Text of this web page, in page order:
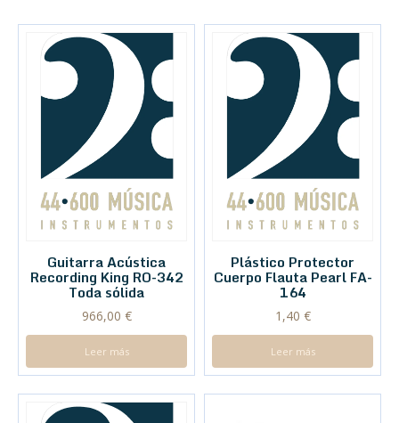
Guitarra Acústica
Recording King RO-342
Toda sólida
966,00 €
Leer más
Plástico Protector
Cuerpo Flauta Pearl FA-
164
1,40 €
Leer más